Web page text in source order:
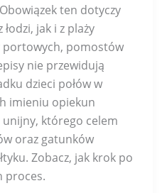
ten dotyczy
jak i z plaży
portowych, pomostów
nie przewidują
dzieci połów w
imieniu opiekun
którego celem
oraz gatunków
Zobacz, jak krok po
proces.